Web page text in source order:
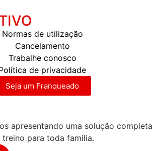
Normas de utilização
Cancelamento
Trabalhe conosco
de privacidade
Seja um Franqueado
apresentando uma solução completa
treino para toda família.